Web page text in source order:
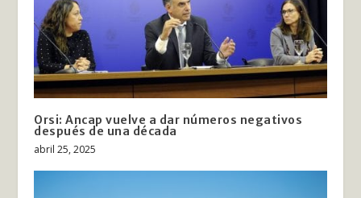
Orsi: Ancap vuelve a dar números negativos
después de una década
abril 25, 2025